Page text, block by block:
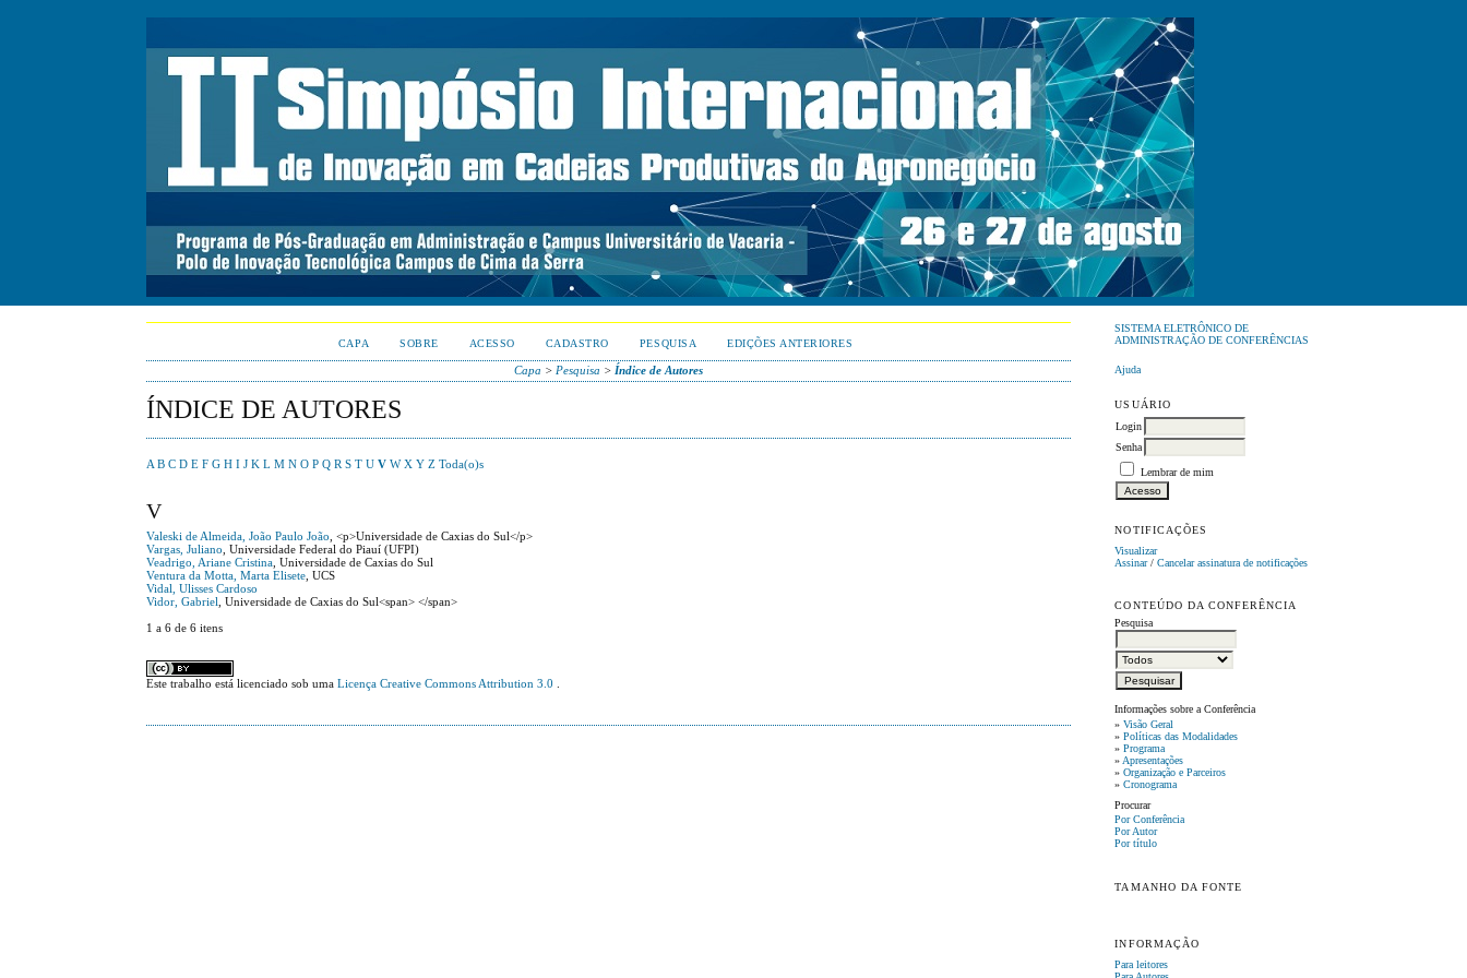
SISTEMA ELETRÔNICO DE
ADMINISTRAÇÃO DE CONFERÊNCIAS
Ajuda
USUÁRIO
Login
Senha
Lembrar de mim
NOTIFICAÇÕES
Visualizar
Assinar/Cancelar assinatura de notificações
CONTEÚDO DA CONFERÊNCIA
Pesquisa
Informações sobre a Conferência
»Visão Geral
»Políticas das Modalidades
»Programa
» Apresentações
»Organização e Parceiros
»Cronograma
Procurar
Por Conferência
Por Autor
Por título
TAMANHO DA FONTE
INFORMAÇÃO
Para leitores
CAPA SOBRE ACESSO CADASTRO PESQUISA EDIÇÕES ANTERIORES
Capa > Pesquisa > Índice de Autores
ÍNDICE DE AUTORES
A B C D E F G H I J K L M N O P Q R S T U V W X Y Z Toda(o)s
V
Valeski de Almeida, João Paulo João , <p>Universidade de Caxias do Sul</p>
Vargas, Juliano , Universidade Federal do Piauí (UFPI)
Veadrigo, Ariane Cristina , Universidade de Caxias do Sul
Ventura da Motta, Marta Elisete , UCS
Vidal, Ulisses Cardoso
Vidor, Gabriel , Universidade de Caxias do Sul<span> </span>
1 a 6 de 6 itens
Este trabalho está licenciado sob umaLicença Creative Commons Attribution 3.0